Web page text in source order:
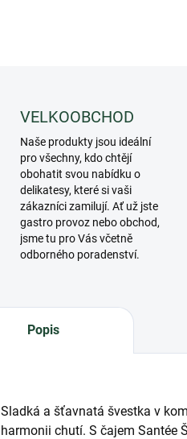
VELKOOBCHOD
Naše produkty jsou ideální
pro všechny, kdo chtějí
obohatit svou nabídku o
delikatesy, které si vaši
zákazníci zamilují. Ať už jste
gastro provoz nebo obchod,
jsme tu pro Vás včetně
odborného poradenství.
Popis
Sladká a šťavnatá švestka v
harmonii chutí. S čajem Santée